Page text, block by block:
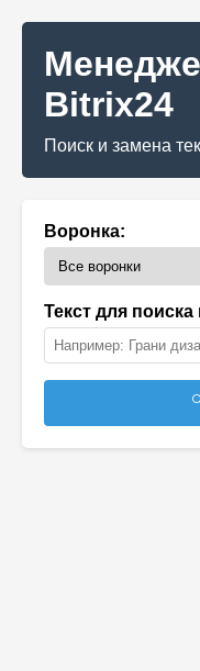
Bitrix24
Поиск и замена
Воронка:
Текст для